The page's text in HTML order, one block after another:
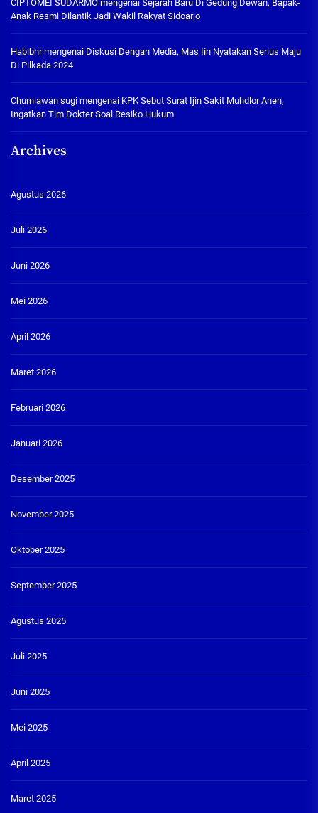
CIPTOMEI SUDARMO mengenai Sejarah Baru Di Gedung Dewan, Bapak-
Anak Resmi Dilantik Jadi Wakil Rakyat Sidoarjo
Habibhrmengenai Diskusi Dengan Media, Mas Iin Nyatakan Serius Maju
Di Pilkada 2024
Churniawan sugi mengenai KPK Sebut Surat Ijin Sakit Muhdlor Aneh,
Ingatkan Tim Dokter Soal Resiko Hukum
Archives
Agustus 2026
Juli 2026
Juni 2026
Mei 2026
April 2026
Maret 2026
Februari 2026
Januari 2026
Desember 2025
November 2025
Oktober 2025
September 2025
Agustus 2025
Juli 2025
Juni 2025
Mei 2025
April 2025
Maret 2025